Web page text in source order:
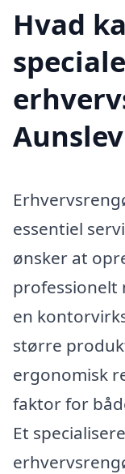
Hvad
essentiel
ønsker at
professionelt
en
større
ergonomisk
faktor for
Et